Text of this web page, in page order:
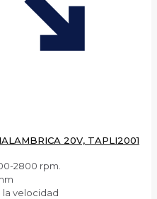
20V, TAPLI2001
2800 rpm.
la velocidad